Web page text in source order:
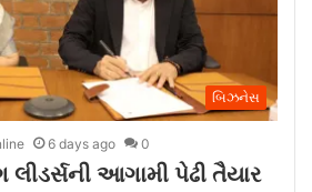
બિઝનેસ
6 days ago 0
લીડર્સની આગામી પેઢી તૈયાર